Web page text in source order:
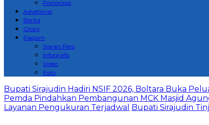
Ponorogo
Advetorial
Berita
Opini
Ragam
Siaran Pers
Infografis
Video
Foto
Bupati Sirajudin Hadiri NSIF 2026, Boltara Buka
Pemda Pindahkan Pembangunan MCK Masjid
Layanan Pengukuran Terjadwal Bupati Sirajudin